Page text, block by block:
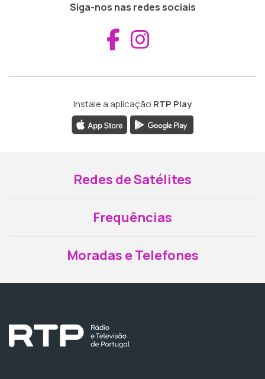
Siga-nos nas redes sociais
Aceder ao
Instale a aplicação RTP Play
Redes de Satélites
Frequências
Moradas e Telefones